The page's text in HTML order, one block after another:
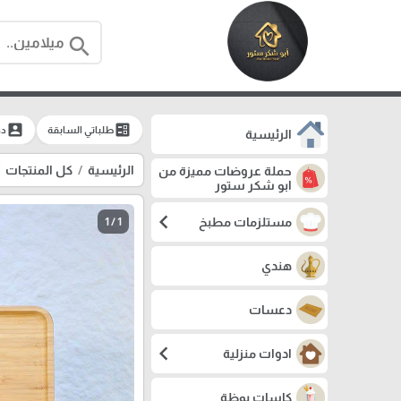
search
الرئيسية
حملة عروضات مميزة من
ابو شكر ستور
مستلزمات مطبخ chevron_left
هندي
دعسات
ادوات منزلية chevron_left
كاسات بوظة
ballotطلباتي السابقة account_box
الرئيسية كل المنتجات
1 / 1